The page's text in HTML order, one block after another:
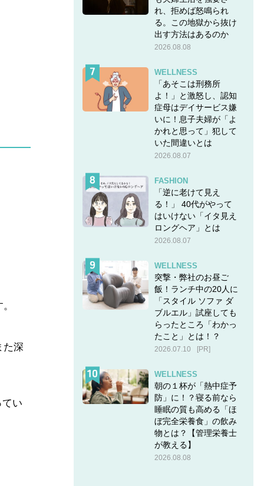
た深
い
れ、拒めば怒鳴られ
る。この地獄から抜け
出す方法はあるのか
2026.08.08
WELLNESS
「あそこは刑務所
よ！」と激怒し、認知
症母はデイサービス嫌
いに！息子夫婦が「よ
かれと思って」犯して
いた間違いとは
2026.08.07
FASHION
「逆に老けて見え
る！」 40代がやって
はいけない「イタ見え
ロングヘア」とは
2026.08.07
WELLNESS
突撃・弊社のお昼ご
飯！ランチ中の20人に
「スタイル ソファ ダ
ブルエル」試座しても
らったところ「わかっ
たこと」とは！？
2026.07.10 [PR]
WELLNESS
朝の１杯が「熱中症予
防」に！？寝る前なら
睡眠の質も高める「ほ
ぼ完全栄養食」の飲み
物とは？【管理栄養士
が教える】
2026.08.08